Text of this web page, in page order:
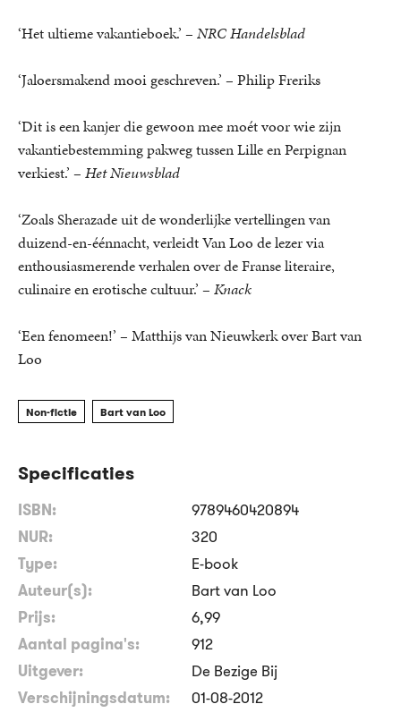
‘Het ultieme vakantieboek.’ – NRC Handelsblad
‘Jaloersmakend mooi geschreven.’ – Philip Freriks
‘Dit is een kanjer die gewoon mee moét voor wie zijn
vakantiebestemming pakweg tussen Lille en Perpignan
verkiest.’ – Het Nieuwsblad
‘Zoals Sherazade uit de wonderlijke vertellingen van
duizend-en-éénnacht, verleidt Van Loo de lezer via
enthousiasmerende verhalen over de Franse literaire,
culinaire en erotische cultuur.’ – Knack
‘Een fenomeen!’ – Matthijs van Nieuwkerk over Bart van
Loo
Non-fictie Bart van Loo
Specificaties
ISBN:
9789460420894
NUR:
320
Type:
E-book
Auteur(s):
Bart van Loo
Prijs:
6,99
Aantal pagina's:
912
Uitgever:
De Bezige Bij
Verschijningsdatum:
01-08-2012